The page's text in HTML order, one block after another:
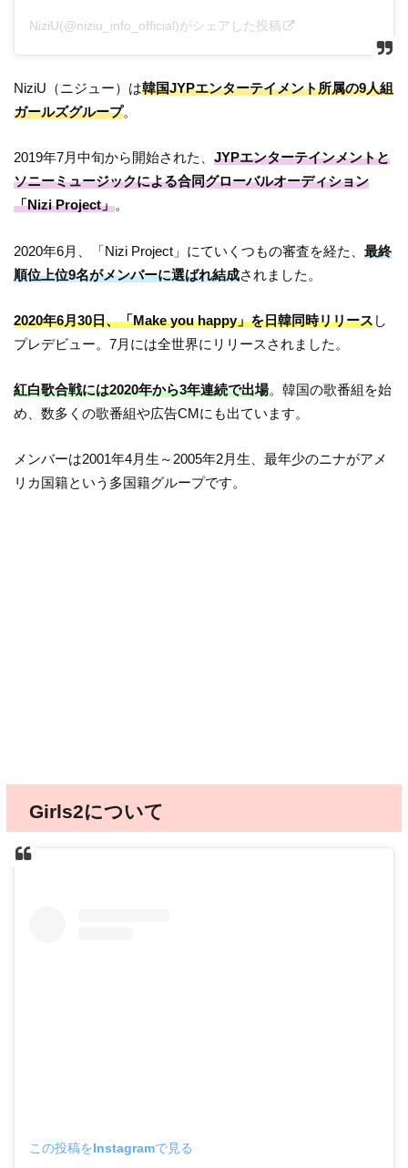
NiziU(@niziu_info_official)がシェアした投稿
NiziU（ニジュー）は韓国JYPエンターテイメント所属の9人組
ガールズグループ。
2019年7月中旬から開始された、JYPエンターテインメントと
ソニーミュージックによる合同グローバルオーディション
「Nizi Project」。
2020年6月、「Nizi Project」にていくつもの審査を経た、最終
順位上位9名がメンバーに選ばれ結成されました。
2020年6月30日、「Make you happy」を日韓同時リリースし
プレデビュー。7月には全世界にリリースされました。
紅白歌合戦には2020年から3年連続で出場。韓国の歌番組を始
め、数多くの歌番組や広告CMにも出ています。
メンバーは2001年4月生～2005年2月生、最年少のニナがアメ
リカ国籍という多国籍グループです。
Girls2について
この投稿をInstagramで見る